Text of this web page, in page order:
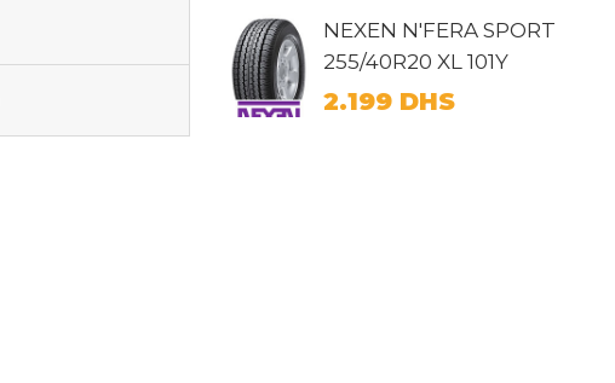
NEXEN N'FERA SPORT
255/40R20 XL 101Y
2.199 DHS